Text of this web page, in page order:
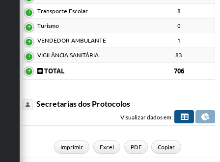
Transporte Escolar 8
Turismo 0
VENDEDOR AMBULANTE 1
VIGILÂNCIA SANITÁRIA 83
TOTAL 706
Secretarias dos Protocolos
Visualizar dados em:
Imprimir Excel PDF Copiar